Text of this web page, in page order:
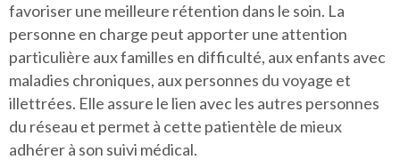
favoriser une meilleure rétention dans le soin. La
personne en charge peut apporter une attention
particulière aux familles en difficulté, aux enfants avec
maladies chroniques, aux personnes du voyage et
illettrées. Elle assure le lien avec les autres personnes
du réseau et permet à cette patientèle de mieux
adhérer à son suivi médical.